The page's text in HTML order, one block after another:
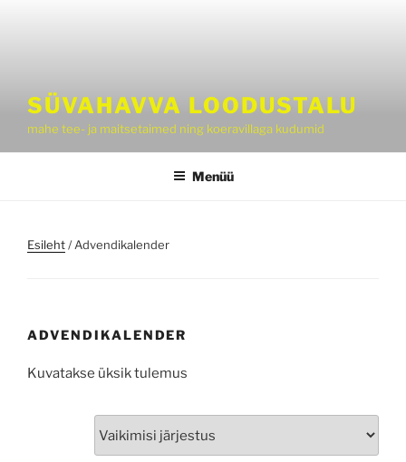
SÜVAHAVVA LOODUSTALU
mahe tee- ja maitsetaimed ning koeravillaga kudumid
Menüü
Esileht/ Advendikalender
ADVENDIKALENDER
Kuvatakse üksik tulemus